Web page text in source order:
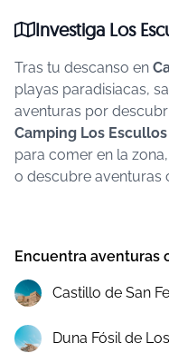
Investiga Los
Tras tu descanso en
playas paradisiacas,
aventuras por
Camping Los Escullos
para comer en la
o descubre aventuras
Encuentra aventuras
Castillo de San
Duna Fósil de